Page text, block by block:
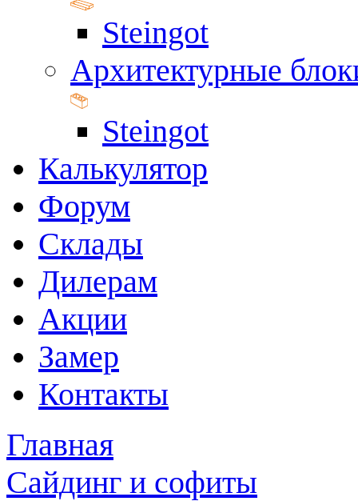
Steingot
Архитектурные
Steingot
Калькулятор
Форум
Склады
Дилерам
Акции
Замер
Контакты
Главная
Сайдинг и софиты